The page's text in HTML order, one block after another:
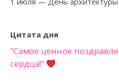
Цитата дня
“Самое ценное
сердца!”